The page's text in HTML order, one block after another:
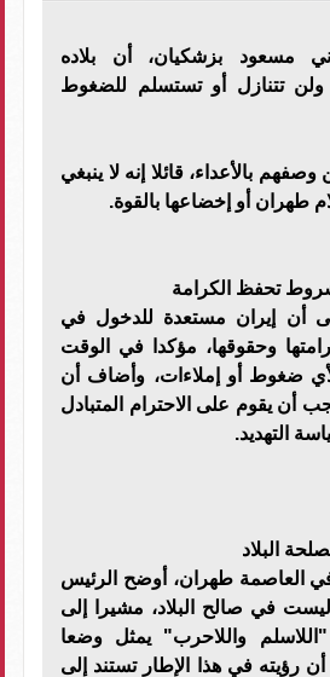
مسعود بزشكيان، أن بلاده
ولن تتنازل أو تستسلم للضغوط
بالأعداء، قائلا إنه لا ينبغي
طهران أو إخضاعها بالقوة.
تحفظ الكرامة
أن إيران مستعدة للدخول في
وحقوقها، مؤكدا في الوقت
ضغوط أو إملاءات، وأضاف أن
أن يقوم على الاحترام المتبادل
التهديد.
البلاد
في العاصمة طهران، أوضح الرئيس
ليست في صالح البلاد، مشيرا إلى
واللاحرب" يمثل وضعا
أن رؤيته في هذا الإطار تستند إلى